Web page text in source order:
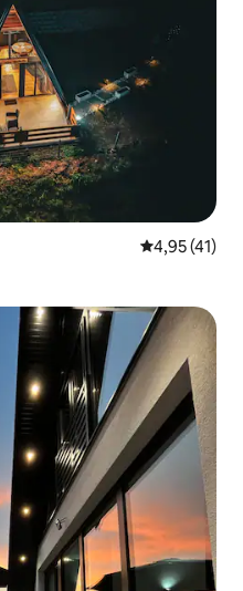
5 üzerinden
4,95 (41)
arasında